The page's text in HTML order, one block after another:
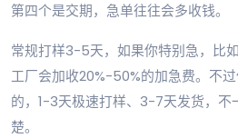
第四个是交期，急单往往会多收钱。
常规打样3-5天，如果你特别急，比
工厂会加收20%-50%的加急费。不
的，1-3天极速打样、3-7天发货，不
楚。